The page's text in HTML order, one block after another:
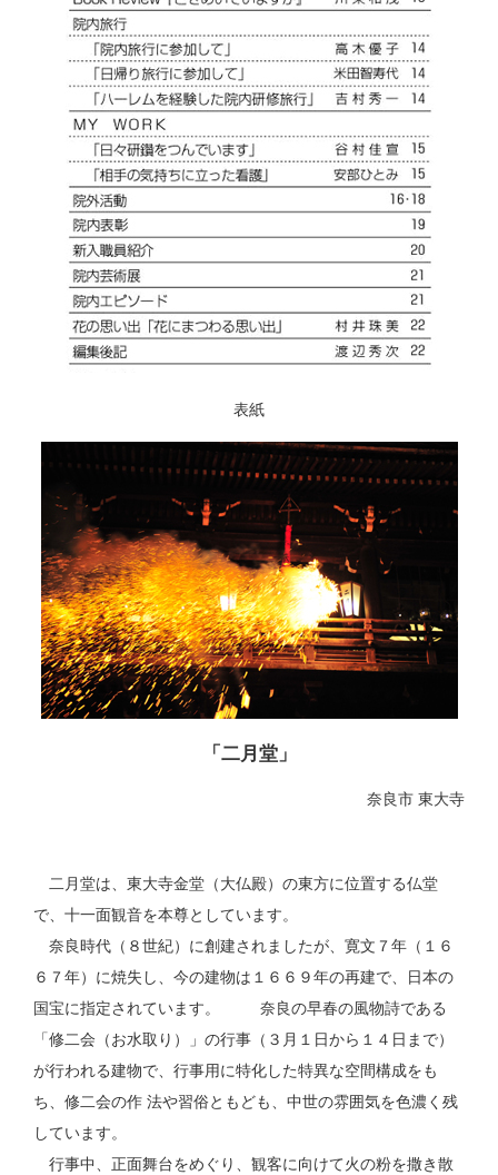
表紙
「二月堂」
奈良市 東大寺
二月堂は、東大寺金堂（大仏殿）の東方に位置する仏堂
で、十一面観音を本尊としています。
奈良時代（８世紀）に創建されましたが、寛文７年（１６
６７年）に焼失し、今の建物は１６６９年の再建で、日本の
国宝に指定されています。 奈良の早春の風物詩である
「修二会（お水取り）」の行事（３月１日から１４日まで）
が行われる建物で、行事用に特化した特異な空間構成をも
ち、修二会の作 法や習俗ともども、中世の雰囲気を色濃く残
しています。
行事中、正面舞台をめぐり、観客に向けて火の粉を撒き散